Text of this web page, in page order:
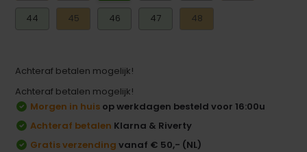
44 45 46 47 48
Achteraf betalen mogelijk!
Achteraf betalen mogelijk!
Morgen in huis op werkdagen besteld voor 16:00u
Achteraf betalen Klarna & Riverty
Gratis verzending vanaf € 50,- (NL)